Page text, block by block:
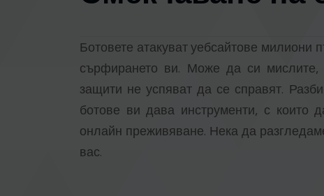
Ботовете атакуват уебсайтове милиони
сърфирането ви. Може да си мислите,
защити не успяват да се справят.
ботове ви дава инструменти, с които
онлайн преживяване. Нека да
вас.